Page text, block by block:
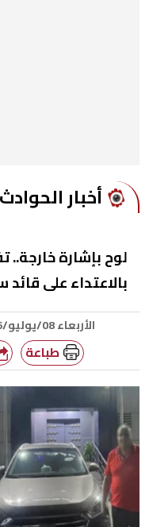
أخبار الحوادث
لوح بإشارة
بالاعتداء على
الأربعاء 08/يوليو/2026 - 01:00 م
طباعة